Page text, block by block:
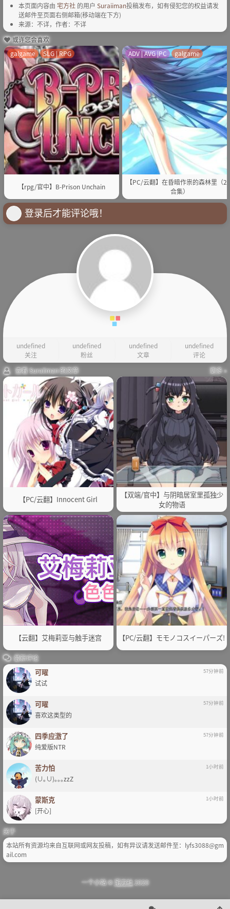
本页面内容由 宅方社 的用户 Suraiiman投稿发布，如有侵犯您的权益请发
送邮件至页面右侧邮箱(移动端在下方)
来源：不详，作者：不详
或许您会喜欢
【rpg/官中】B-Prison Unchain
galgame SLG | RPG
【PC/云翻】在昏暗作祟的森林里（2
合集）
ADV | AVG |PC galgame
登录后才能评论哦！
undefined
关注
undefined
粉丝
undefined
文章
undefined
评论
查看 Suraiiman 的文章
更多 »
【PC/云翻】Innocent Girl
【双端/官中】与阴暗居室里孤独少
女的物语
【云翻】艾梅莉亚与触手迷宫 【PC/云翻】モモノコスイーパーズ!
最新评论
可曜 57分钟前
试试
可曜 57分钟前
喜欢这类型的
四季应激了 57分钟前
纯爱版NTR
苦力怕 1小时前
(∪｡∪)｡｡｡zzZ
蒙斯克 1小时前
[开心]
关于
本站所有资源均来自互联网或网友投稿，如有异议请发送邮件至：lyfs3088@gm
ail.com
一个小站 ©宅方社2020